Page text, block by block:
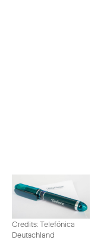
Credits: Telefónica
Deutschland